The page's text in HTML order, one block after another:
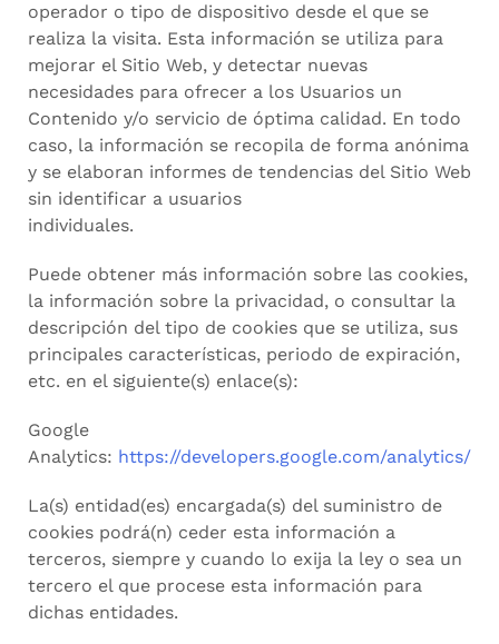
operador o tipo de dispositivo desde el que se
realiza la visita. Esta información se utiliza para
mejorar el Sitio Web, y detectar nuevas
necesidades para ofrecer a los Usuarios un
Contenido y/o servicio de óptima calidad. En todo
caso, la información se recopila de forma anónima
y se elaboran informes de tendencias del Sitio Web
sin identificar a usuarios
individuales.
Puede obtener más información sobre las cookies,
la información sobre la privacidad, o consultar la
descripción del tipo de cookies que se utiliza, sus
principales características, periodo de expiración,
etc. en el siguiente(s) enlace(s):
Google
Analytics: https://developers.google.com/analytics/
La(s) entidad(es) encargada(s) del suministro de
cookies podrá(n) ceder esta información a
terceros, siempre y cuando lo exija la ley o sea un
tercero el que procese esta información para
dichas entidades.